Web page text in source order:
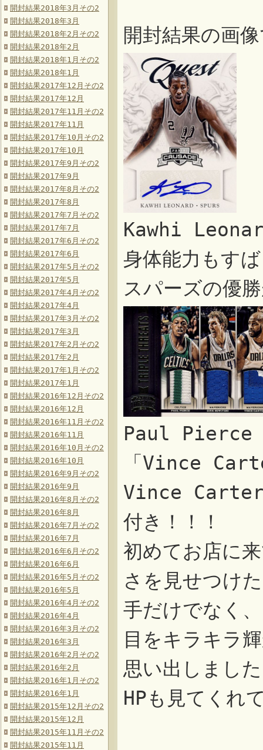
開封結果2018年3月その2
開封結果2018年3月
開封結果2018年2月その2
開封結果2018年2月
開封結果2018年1月その2
開封結果2018年1月
開封結果2017年12月その2
開封結果2017年12月
開封結果2017年11月その2
開封結果2017年11月
開封結果2017年10月その2
開封結果2017年10月
開封結果2017年9月その2
開封結果2017年9月
開封結果2017年8月その2
開封結果2017年8月
開封結果2017年7月その2
開封結果2017年7月
開封結果2017年6月その2
開封結果2017年6月
開封結果2017年5月その2
開封結果2017年5月
開封結果2017年4月その2
開封結果2017年4月
開封結果2017年3月その2
開封結果2017年3月
開封結果2017年2月その2
開封結果2017年2月
開封結果2017年1月その2
開封結果2017年1月
開封結果2016年12月その2
開封結果2016年12月
開封結果2016年11月その2
開封結果2016年11月
開封結果2016年10月その2
開封結果2016年10月
開封結果2016年9月その2
開封結果2016年9月
開封結果2016年8月その2
開封結果2016年8月
開封結果2016年7月その2
開封結果2016年7月
開封結果2016年6月その2
開封結果2016年6月
開封結果2016年5月その2
開封結果2016年5月
開封結果2016年4月その2
開封結果2016年4月
開封結果2016年3月その2
開封結果2016年3月
開封結果2016年2月その2
開封結果2016年2月
開封結果2016年1月その2
開封結果2016年1月
開封結果2015年12月その2
開封結果2015年12月
開封結果2015年11月その2
開封結果2015年11月
開封結果の画
Kawhi
身体能力もす
スパーズの優
Paul Pierce
「Vince
Vince Carter
付き！！！
初めてお店に
さを見せつけ
手だけでなく
目をキラキラ
思い出しまし
HPも見てくれ